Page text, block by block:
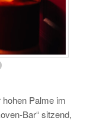
Palme im
Bar“ sitzend,